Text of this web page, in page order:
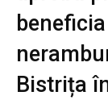
Bistrița